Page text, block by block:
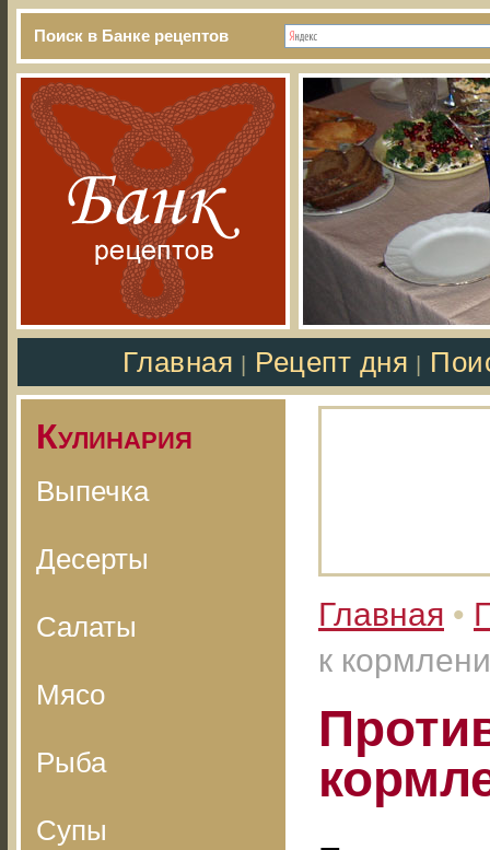
Поиск в Банке рецептов
Главная Рецепт дня
Кулинария
Выпечка
Десерты
Салаты
Мясо
Рыба
Супы
Главная •
к